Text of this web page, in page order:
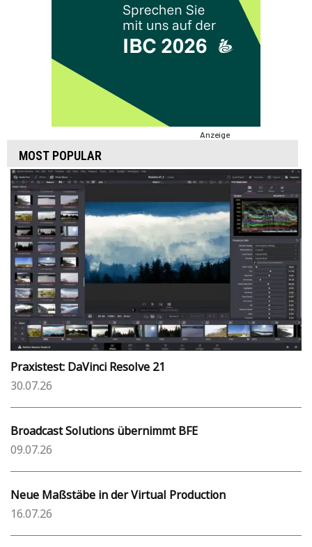
Anzeige
MOST POPULAR
Praxistest: DaVinci Resolve 21
30.07.26
Broadcast Solutions übernimmt BFE
09.07.26
Neue Maßstäbe in der Virtual Production
16.07.26